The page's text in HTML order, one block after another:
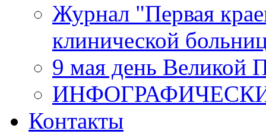
Журнал "Первая
клинической
9 мая день Великой
Контакты